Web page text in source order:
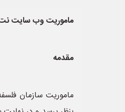
ماموریت وب سایت
مقدمه
ماموریت سازمان